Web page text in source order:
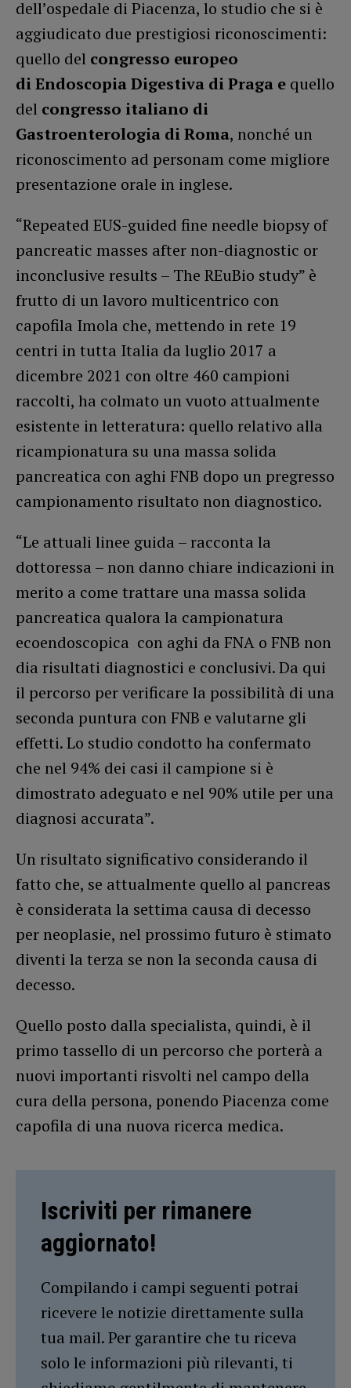
dell’ospedale di Piacenza, lo studio che si è
aggiudicato due prestigiosi riconoscimenti:
quello del congresso europeo
di Endoscopia Digestiva di Praga e quello
del congresso italiano di
Gastroenterologia di Roma, nonché un
riconoscimento ad personam come migliore
presentazione orale in inglese.
“Repeated EUS-guided fine needle biopsy of
pancreatic masses after non-diagnostic or
inconclusive results – The REuBio study” è
frutto di un lavoro multicentrico con
capofila Imola che, mettendo in rete 19
centri in tutta Italia da luglio 2017 a
dicembre 2021 con oltre 460 campioni
raccolti, ha colmato un vuoto attualmente
esistente in letteratura: quello relativo alla
ricampionatura su una massa solida
pancreatica con aghi FNB dopo un pregresso
campionamento risultato non diagnostico.
“Le attuali linee guida – racconta la
dottoressa – non danno chiare indicazioni in
merito a come trattare una massa solida
pancreatica qualora la campionatura
ecoendoscopica con aghi da FNA o FNB non
dia risultati diagnostici e conclusivi. Da qui
il percorso per verificare la possibilità di una
seconda puntura con FNB e valutarne gli
effetti. Lo studio condotto ha confermato
che nel 94% dei casi il campione si è
dimostrato adeguato e nel 90% utile per una
diagnosi accurata”.
Un risultato significativo considerando il
fatto che, se attualmente quello al pancreas
è considerata la settima causa di decesso
per neoplasie, nel prossimo futuro è stimato
diventi la terza se non la seconda causa di
decesso.
Quello posto dalla specialista, quindi, è il
primo tassello di un percorso che porterà a
nuovi importanti risvolti nel campo della
cura della persona, ponendo Piacenza come
capofila di una nuova ricerca medica.
Iscriviti per rimanere
aggiornato!
Compilando i campi seguenti potrai
ricevere le notizie direttamente sulla
tua mail. Per garantire che tu riceva
solo le informazioni più rilevanti, ti